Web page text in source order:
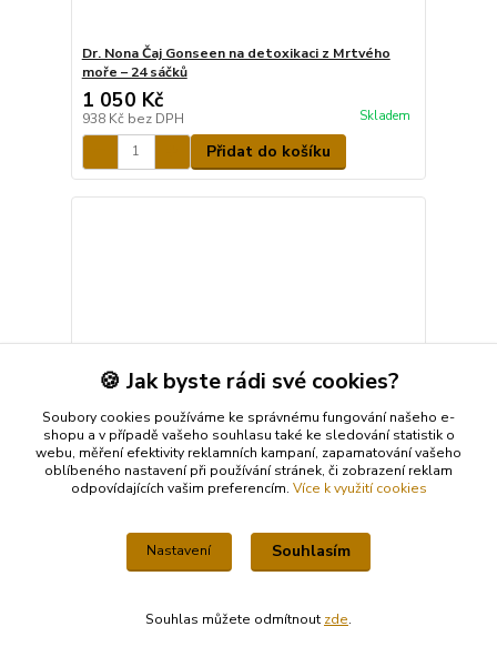
Dr. Nona Čaj Gonseen na detoxikaci z Mrtvého
moře – 24 sáčků
1 050 Kč
938 Kč bez DPH Skladem
Přidat do košíku
Dr.Nona Sůl nad zlato - brožura o využití soli
Mrtvého moře
bez DPH
🍪 Jak byste rádi své cookies?
Soubory cookies používáme ke správnému fungování našeho e-
shopu a v případě vašeho souhlasu také ke sledování statistik o
webu, měření efektivity reklamních kampaní, zapamatování vašeho
oblíbeného nastavení při používání stránek, či zobrazení reklam
odpovídajících vašim preferencím. Více k využití cookies
Nastavení Souhlasím
Souhlas můžete odmítnout zde.